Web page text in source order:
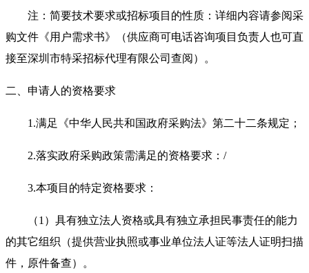
注：简要技术要求或招标项目的性质：详细内容请参阅采
购文件《用户需求书》（供应商可电话咨询项目负责人也可直
接至深圳市特采招标代理有限公司查阅）。
二、申请人的资格要求
1.满足《中华人民共和国政府采购法》第二十二条规定；
2.落实政府采购政策需满足的资格要求：/
3.本项目的特定资格要求：
（1）具有独立法人资格或具有独立承担民事责任的能力
的其它组织（提供营业执照或事业单位法人证等法人证明扫描
件，原件备查）。